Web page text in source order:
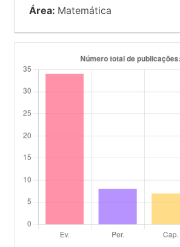
Área: Matemática